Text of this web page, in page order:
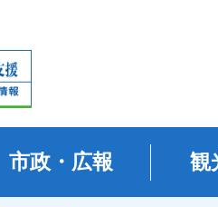
市政・広報 観